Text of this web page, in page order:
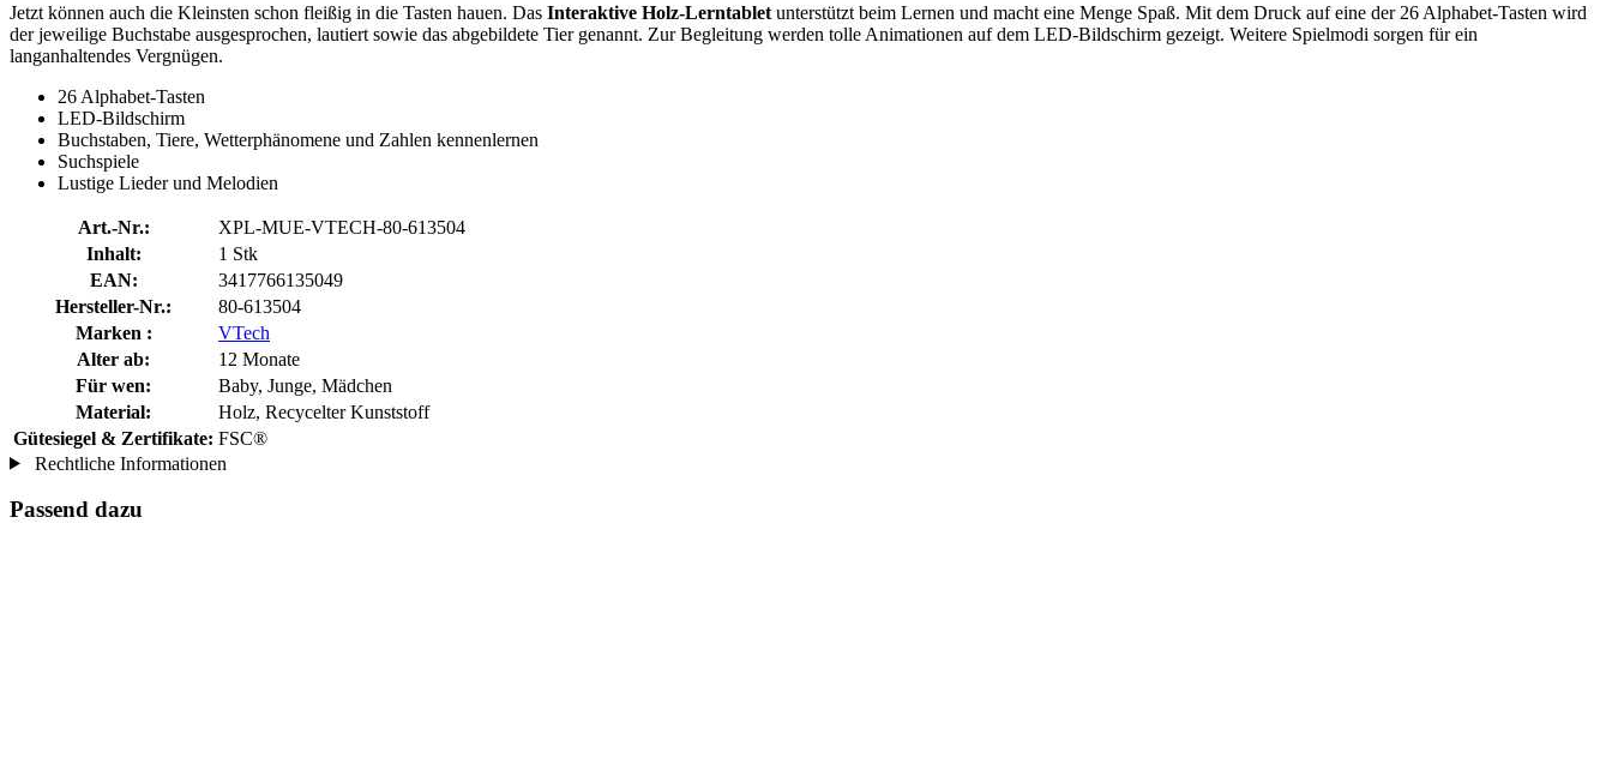
Jetzt können auch die Kleinsten schon fleißig in die Tasten hauen. Das Interaktive Holz-Lerntablet unterstützt beim Lernen und macht eine Menge Spaß. Mit dem Druck auf eine der 26 Alphabet-Tasten wird
der jeweilige Buchstabe ausgesprochen, lautiert sowie das abgebildete Tier genannt. Zur Begleitung werden tolle Animationen auf dem LED-Bildschirm gezeigt. Weitere Spielmodi sorgen für ein
langanhaltendes Vergnügen.
26 Alphabet-Tasten
LED-Bildschirm
Buchstaben, Tiere, Wetterphänomene und Zahlen kennenlernen
Suchspiele
Lustige Lieder und Melodien
Art.-Nr.:
XPL-MUE-VTECH-80-613504
Inhalt:
1 Stk
EAN:
3417766135049
Hersteller-Nr.:
80-613504
Marken :
VTech
Alter ab:
12 Monate
Für wen:
Baby, Junge, Mädchen
Material:
Holz, Recycelter Kunststoff
Gütesiegel & Zertifikate: FSC®
Rechtliche Informationen
Passend dazu